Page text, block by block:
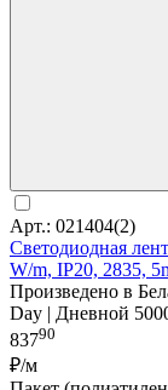
Арт.: 021404(2)
Светодиодная
W/m, IP20, 2835,
Произведено в
Day | Дневной
83790
₽/м